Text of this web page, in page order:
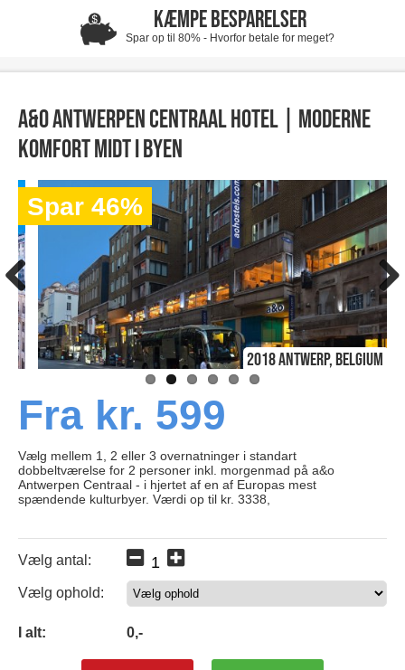
KÆMPE BESPARELSER
Spar op til 80% - Hvorfor betale for meget?
A&O Antwerpen Centraal Hotel | Moderne
komfort midt i byen
Spar 46%
2018 Antwerp, Belgium
Fra kr. 599
Vælg mellem 1, 2 eller 3 overnatninger i standart
dobbeltværelse for 2 personer inkl. morgenmad på a&o
Antwerpen Centraal - i hjertet af en af Europas mest
spændende kulturbyer. Værdi op til kr. 3338,
Vælg antal:
Vælg ophold:
I alt: 0,-